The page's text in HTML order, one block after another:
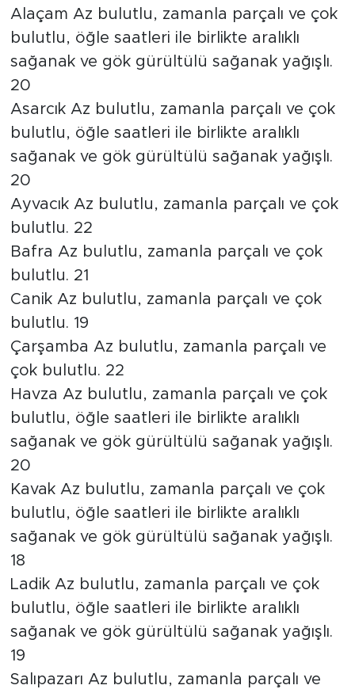
Alaçam Az bulutlu, zamanla parçalı ve çok
bulutlu, öğle saatleri ile birlikte aralıklı
sağanak ve gök gürültülü sağanak yağışlı.
20
Asarcık Az bulutlu, zamanla parçalı ve çok
bulutlu, öğle saatleri ile birlikte aralıklı
sağanak ve gök gürültülü sağanak yağışlı.
20
Ayvacık Az bulutlu, zamanla parçalı ve çok
bulutlu. 22
Bafra Az bulutlu, zamanla parçalı ve çok
bulutlu. 21
Canik Az bulutlu, zamanla parçalı ve çok
bulutlu. 19
Çarşamba Az bulutlu, zamanla parçalı ve
çok bulutlu. 22
Havza Az bulutlu, zamanla parçalı ve çok
bulutlu, öğle saatleri ile birlikte aralıklı
sağanak ve gök gürültülü sağanak yağışlı.
20
Kavak Az bulutlu, zamanla parçalı ve çok
bulutlu, öğle saatleri ile birlikte aralıklı
sağanak ve gök gürültülü sağanak yağışlı.
18
Ladik Az bulutlu, zamanla parçalı ve çok
bulutlu, öğle saatleri ile birlikte aralıklı
sağanak ve gök gürültülü sağanak yağışlı.
19
Salıpazarı Az bulutlu, zamanla parçalı ve